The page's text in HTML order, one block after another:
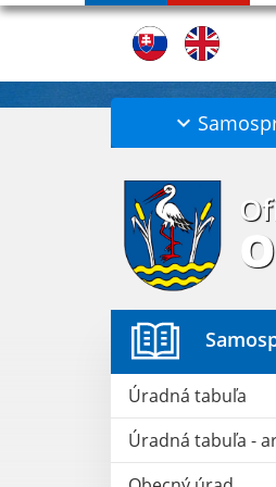
Úradná tabuľa
Úradná tabuľa -